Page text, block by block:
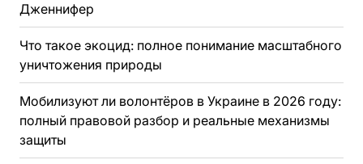
Дженнифер
Что такое экоцид: полное понимание масштабного
уничтожения природы
Мобилизуют ли волонтёров в Украине в 2026 году:
полный правовой разбор и реальные механизмы
защиты